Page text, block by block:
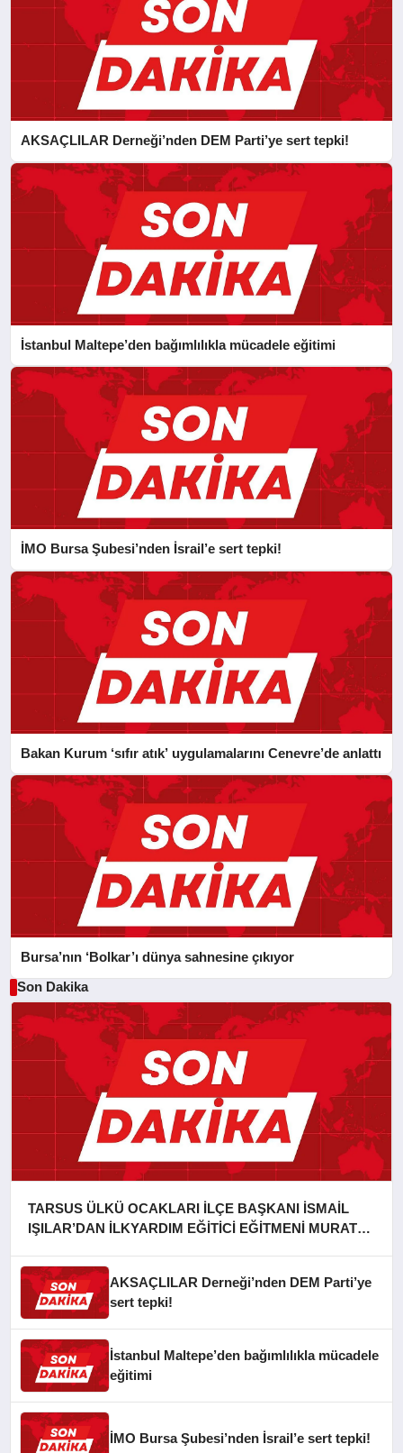
AKSAÇLILAR Derneği’nden DEM Parti’ye sert tepki!
İstanbul Maltepe’den bağımlılıkla mücadele eğitimi
İMO Bursa Şubesi’nden İsrail’e sert tepki!
Bakan Kurum ‘sıfır atık’ uygulamalarını Cenevre’de anlattı
Bursa’nın ‘Bolkar’ı dünya sahnesine çıkıyor
Son Dakika
TARSUS ÜLKÜ OCAKLARI İLÇE BAŞKANI İSMAİL
IŞILAR’DAN İLKYARDIM EĞİTİCİ EĞİTMENİ MURAT
AKSAÇLILAR Derneği’nden DEM Parti’ye
sert tepki!
İstanbul Maltepe’den bağımlılıkla mücadele
eğitimi
İMO Bursa Şubesi’nden İsrail’e sert tepki!